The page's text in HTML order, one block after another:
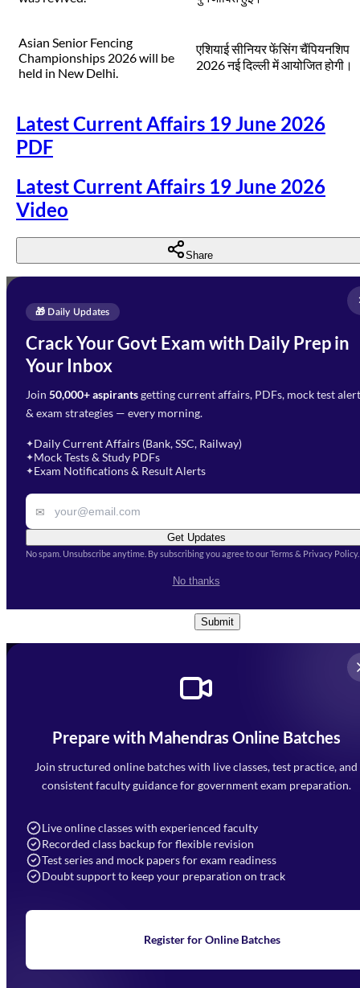
Asian Senior Fencing
Championships 2026 will be
held in New Delhi.
एशियाई सीनियर फेंसिंग चैंपियनशिप
2026 नई दिल्ली में आयोजित होगी।
Latest Current Affairs 19 June 2026
PDF
Latest Current Affairs 19 June 2026
Video
Share
🎁 Daily Updates
Crack Your Govt Exam with Daily Prep in
Your Inbox
Join 50,000+ aspirantsgetting current affairs, PDFs, mock test
& exam strategies — every morning.
✦Daily Current Affairs (Bank, SSC, Railway)
✦Mock Tests & Study PDFs
✦Exam Notifications & Result Alerts
✉
Get Updates
No spam. Unsubscribe anytime. By subscribing you agree to our Terms & Privacy Policy.
No thanks
Enquire Now
Need Help with Your
Preparation?
Fill out the form and our team
will get in touch with you
Select Branch*
Select a branch
Select Course
Remark
Conditions
Submit
Prepare with Mahendras Online Batches
Join structured online batches with live classes, test practice, and
consistent faculty guidance for government exam preparation.
Live online classes with experienced faculty
Recorded class backup for flexible revision
Test series and mock papers for exam readiness
Doubt support to keep your preparation on track
Register for Online Batches
Mahendra Arcade, CP-9, Vijayant Khand, Gomti Nagar,
Faizabad Road, Lucknow - 226010
7052477777
Navigation
Home
Blogs
Upcoming Exams